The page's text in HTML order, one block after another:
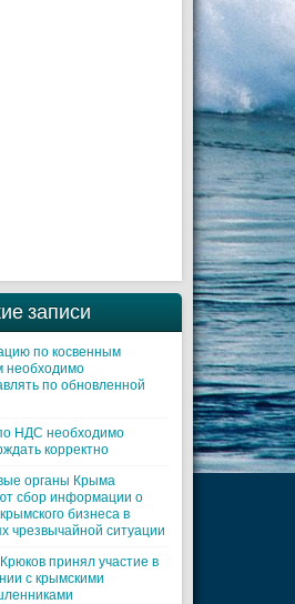
записи
по косвенным
необходимо
по обновленной
НДС необходимо
корректно
органы Крыма
сбор информации о
бизнеса в
чрезвычайной ситуации
принял участие в
с крымскими